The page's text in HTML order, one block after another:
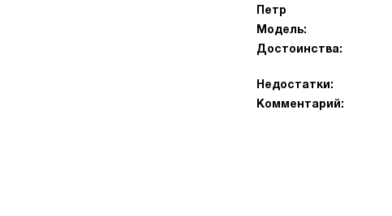
Петр
Модель:
Достоинства:
Недостатки:
Комментарий: